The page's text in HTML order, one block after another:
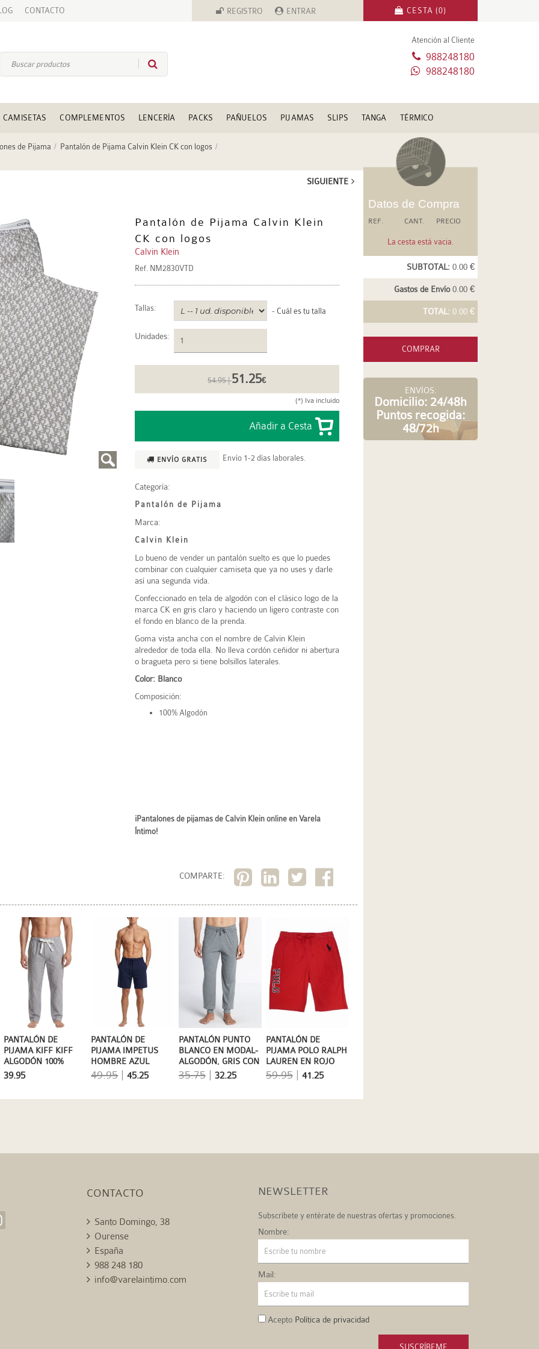
CONTACTO REGISTRO ENTRAR CESTA (0)
Atención al Cliente
988248180
988248180
CAMISETAS COMPLEMENTOS LENCERÍA PACKS PAÑUELOS PIJAMAS SLIPS TANGA TÉRMICO
de Pijama Pantalón de Pijama Calvin Klein CK con logos
SIGUIENTE
Pantalón de Pijama Calvin Klein
CK con logos
Calvin Klein
Ref. NM2830VTD
Tallas: - Cuál es tu talla
Unidades:
54.95 |51.25€
(*) Iva incluido
ENVÍO GRATIS Envío 1-2 días laborales.
Categoría:
Pantalón de Pijama
Marca:
Calvin Klein
Lo bueno de vender un pantalón suelto es que lo puedes
combinar con cualquier camiseta que ya no uses y darle
así una segunda vida.
Confeccionado en tela de algodón con el clásico logo de la
marca CK en gris claro y haciendo un ligero contraste con
el fondo en blanco de la prenda.
Goma vista ancha con el nombre de Calvin Klein
alrededor de toda ella. No lleva cordón ceñidor ni abertura
o bragueta pero si tiene bolsillos laterales.
Color: Blanco
Composición:
100% Algodón
¡Pantalones de pijamas de Calvin Klein online en Varela
Íntimo!
COMPARTE:
PANTALÓN DE
PIJAMA POLO RALPH
LAUREN EN ROJO
59.95| 41.25
PANTALÓN PUNTO
BLANCO EN MODAL-
ALGODÓN, GRIS CON
PUÑOS
35.75| 32.25
PANTALÓN DE
PIJAMA IMPETUS
HOMBRE AZUL
MARINO
49.95|45.25
PANTALÓN DE
PIJAMA KIFF KIFF
ALGODÓN 100%
POPELÍN MIL RAYAS
39.95
Datos de Compra
REF. CANT. PRECIO
La cesta está vacia.
SUBTOTAL: 0.00 €
Gastos de Envío0.00 €
TOTAL: 0.00 €
COMPRAR
ENVÍOS:
Domicilio: 24/48h
Puntos recogida:
48/72h
CONTACTO
Santo Domingo, 38
Ourense
España
988 248 180
info@varelaintimo.com
NEWSLETTER
Subscríbete y entérate de nuestras ofertas y promociones.
Nombre:
Mail:
Acepto Política de privacidad
SUSCRÍBEME